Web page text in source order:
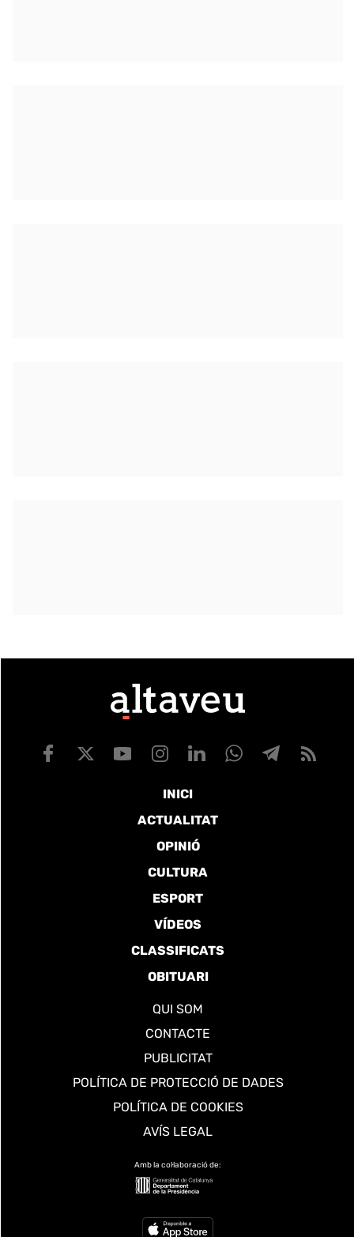
INICI
ACTUALITAT
OPINIÓ
CULTURA
ESPORT
VÍDEOS
CLASSIFICATS
OBITUARI
QUI SOM
CONTACTE
PUBLICITAT
POLÍTICA DE PROTECCIÓ DE DADES
POLÍTICA DE COOKIES
AVÍS LEGAL
Amb la col·laboració de: